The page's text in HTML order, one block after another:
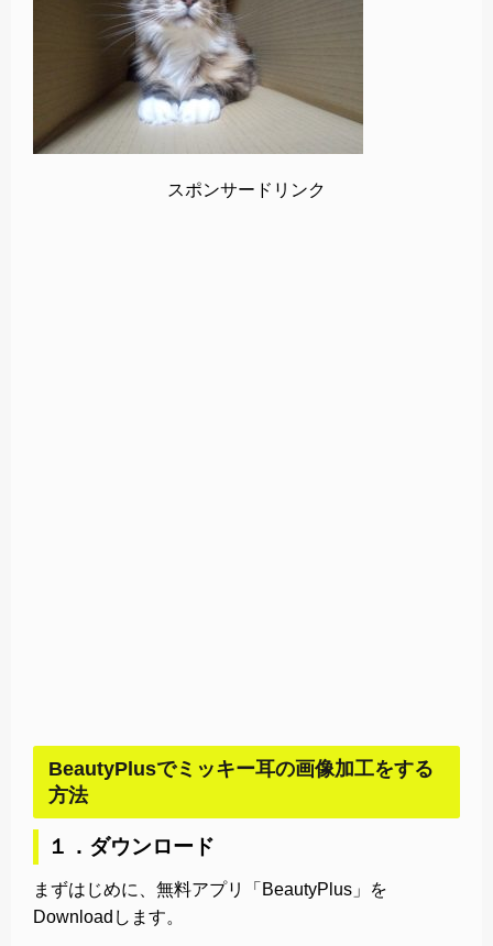
スポンサードリンク
BeautyPlusでミッキー耳の画像加工をする
方法
１．ダウンロード
まずはじめに、無料アプリ「BeautyPlus」を
Downloadします。